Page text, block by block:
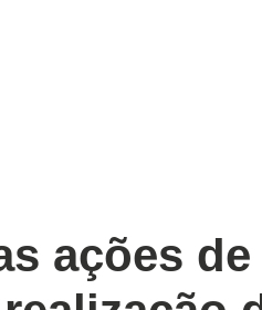
ações de